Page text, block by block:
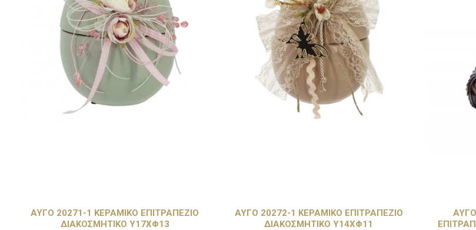
ΑΥΓΟ 20271-1 ΚΕΡΑΜΙΚΟ ΕΠΙΤΡΑΠΕΖΙΟ
ΔΙΑΚΟΣΜΗΤΙΚΟ Υ17ΧΦ13
ΑΥΓΟ 20272-1 ΚΕΡΑΜΙΚΟ ΕΠΙΤΡΑΠΕΖΙΟ
ΔΙΑΚΟΣΜΗΤΙΚΟ Υ14ΧΦ11